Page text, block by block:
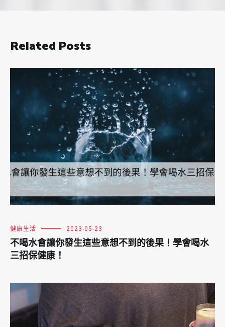
Related Posts
健康生活 2023-05-23
不喝水會讓你發生這些意想不到的後果！學會喝水
三招保健康！